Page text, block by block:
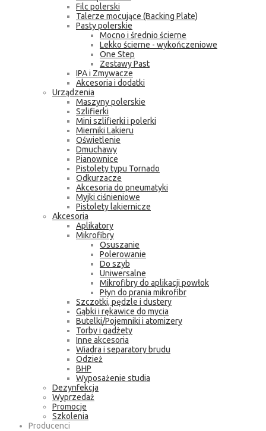
Filc polerski
Talerze mocujące (Backing Plate)
Pasty polerskie
Mocno i średnio ścierne
Lekko ścierne - wykończeniowe
One Step
Zestawy Past
IPA i Zmywacze
Akcesoria i dodatki
Urządzenia
Maszyny polerskie
Szlifierki
Mini szlifierki i polerki
Mierniki Lakieru
Oświetlenie
Dmuchawy
Pianownice
Pistolety typu Tornado
Odkurzacze
Akcesoria do pneumatyki
Myjki ciśnieniowe
Pistolety lakiernicze
Akcesoria
Aplikatory
Mikrofibry
Osuszanie
Polerowanie
Do szyb
Uniwersalne
Mikrofibry do aplikacji powłok
Płyn do prania mikrofibr
Szczotki, pędzle i dustery
Gąbki i rękawice do mycia
Butelki/Pojemniki i atomizery
Torby i gadżety
Inne akcesoria
Wiadra i separatory brudu
Odzież
BHP
Wyposażenie studia
Dezynfekcja
Wyprzedaż
Promocje
Szkolenia
Producenci